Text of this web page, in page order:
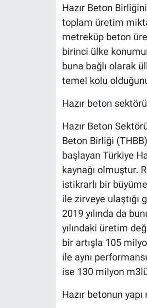
Hazır Beton
toplam üretim
metreküp beton
birinci ülke
buna bağlı olarak
temel kolu
Hazır beton
Hazır Beton
Beton Birliği
başlayan Türkiye
kaynağı olmuştur.
istikrarlı bir
ile zirveye ulaştığı
2019 yılında da
yılındaki üretim
bir artışla 105
ile aynı
ise 130 milyon
Hazır betonun